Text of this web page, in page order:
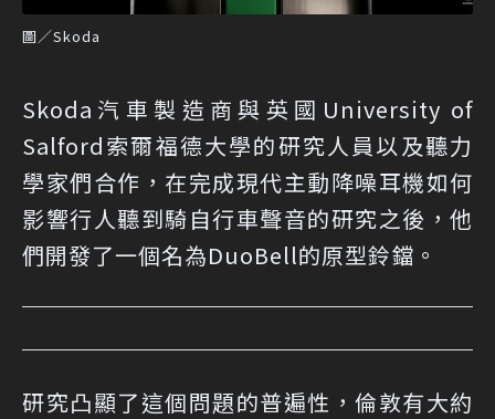
圖／Skoda
Skoda汽車製造商與英國University of
Salford索爾福德大學的研究人員以及聽力
學家們合作，在完成現代主動降噪耳機如何
影響行人聽到騎自行車聲音的研究之後，他
們開發了一個名為DuoBell的原型鈴鐺。
研究凸顯了這個問題的普遍性，倫敦有大約